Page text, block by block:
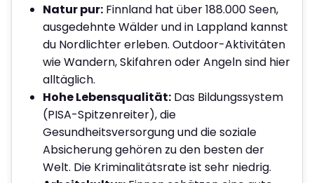
Natur pur: Finnland hat über 188.000 Seen,
ausgedehnte Wälder und in Lappland kannst
du Nordlichter erleben. Outdoor-Aktivitäten
wie Wandern, Skifahren oder Angeln sind hier
alltäglich.
Hohe Lebensqualität: Das Bildungssystem
(PISA-Spitzenreiter), die
Gesundheitsversorgung und die soziale
Absicherung gehören zu den besten der
Welt. Die Kriminalitätsrate ist sehr niedrig.